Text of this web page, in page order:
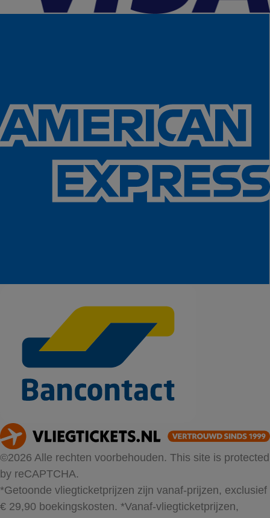
©2026 Alle rechten voorbehouden. This site is protected
by reCAPTCHA.
*Getoonde vliegticketprijzen zijn vanaf-prijzen, exclusief
€ 29,90 boekingskosten. *Vanaf-vliegticketprijzen,